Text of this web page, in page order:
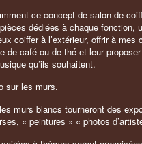
ce concept de salon de
dédiées à chaque fonction,
coiffer à l’extérieur, offrir à mes
de café ou de thé et leur proposer
qu’ils souhaitent.
sur les murs.
murs blancs tourneront des
« peintures » « photos